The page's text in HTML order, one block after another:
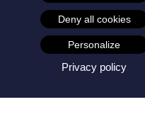
Deny all cookies
Personalize
Privacy policy